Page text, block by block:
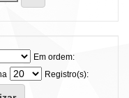
Em ordem:
Registro(s):